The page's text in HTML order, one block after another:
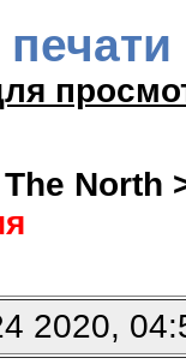
North
2020,